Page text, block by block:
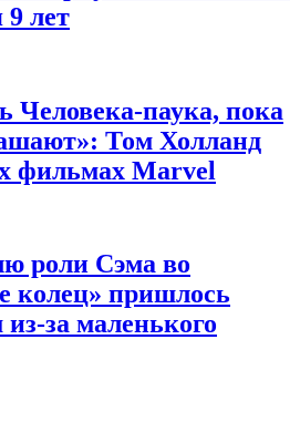
9 лет
Человека-паука, пока
Том Холланд
фильмах Marvel
роли Сэма во
колец» пришлось
за маленького